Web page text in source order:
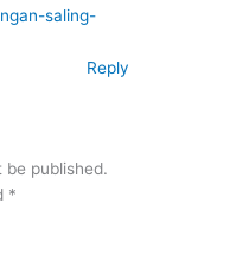
saling-
Reply
be published.
*